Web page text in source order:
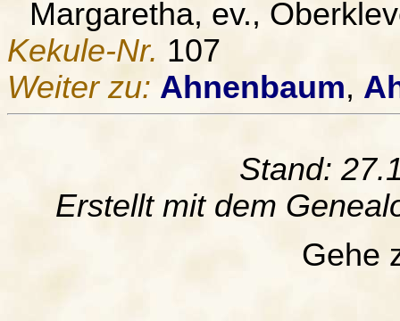
Margaretha, ev.,
Kekule-Nr. 107
Weiter zu: Ahnenbaum,
Stand:
Erstellt mit dem
Gehe